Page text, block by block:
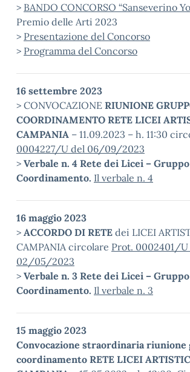
> BANDO CONCORSO “Sanseverino
Premio delle Arti 2023
> Presentazione del Concorso
> Programma del Concorso
16 settembre 2023
> CONVOCAZIONE RIUNIONE
COORDINAMENTO RETE LICEI
CAMPANIA – 11.09.2023 – h. 11:30
0004227/U del 06/09/2023
> Verbale n. 4 Rete dei Licei –
Coordinamento. Il verbale n. 4
16 maggio 2023
> ACCORDO DI RETE dei LICEI
CAMPANIA circolare Prot. 0002401/U
02/05/2023
> Verbale n. 3 Rete dei Licei –
Coordinamento. Il verbale n. 3
15 maggio 2023
Convocazione straordinaria riunione
coordinamento RETE LICEI